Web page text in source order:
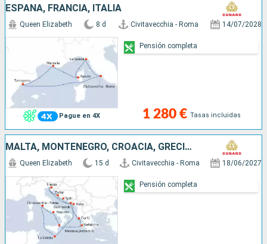
ESPAÑA, FRANCIA, ITALIA
Pague en 4X
Queen Elizabeth 8 d Civitavecchia - Roma 14/07/2028
1 280 € Tasas incluidas
Pensión completa
MALTA, MONTENEGRO, CROACIA, GRECIA, ITALIA
Queen Elizabeth 15 d Civitavecchia - Roma 18/06/2027
Pensión completa